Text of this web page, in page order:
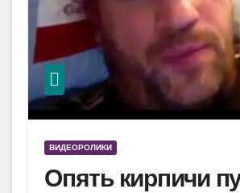
ВИДЕОРОЛИКИ
Опять кирпичи